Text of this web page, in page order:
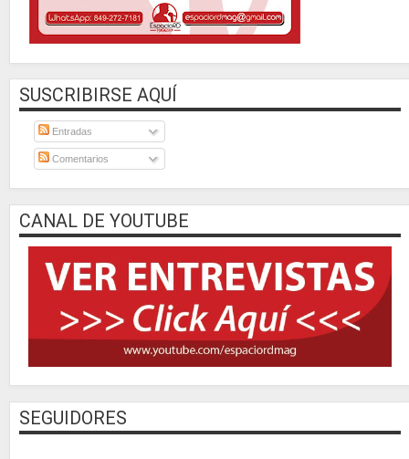
SUSCRIBIRSE AQUÍ
Entradas
Comentarios
CANAL DE YOUTUBE
SEGUIDORES